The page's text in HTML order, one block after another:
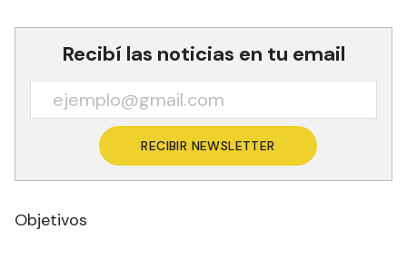
Recibí las noticias en tu email
RECIBIR NEWSLETTER
Objetivos